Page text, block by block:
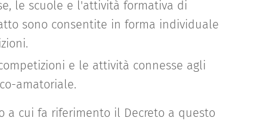
le scuole e l'attività formativa di
sono consentite in forma individuale
e le attività connesse agli
amatoriale.
a cui fa riferimento il Decreto a questo